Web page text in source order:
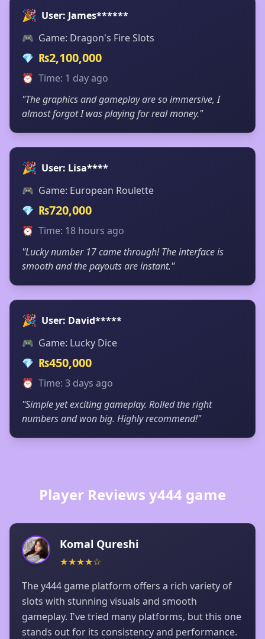
🎉 User: James******
🎮 Game: Dragon's Fire Slots
💎 ₨2,100,000
⏰ Time: 1 day ago
"The graphics and gameplay are so immersive, I
almost forgot I was playing for real money."
🎉 User: Lisa****
🎮 Game: European Roulette
💎 ₨720,000
⏰ Time: 18 hours ago
"Lucky number 17 came through! The interface is
smooth and the payouts are instant."
🎉 User: David*****
🎮 Game: Lucky Dice
💎 ₨450,000
⏰ Time: 3 days ago
"Simple yet exciting gameplay. Rolled the right
numbers and won big. Highly recommend!"
Player Reviews y444 game
Komal Qureshi
★★★★☆
The y444 game platform offers a rich variety of
slots with stunning visuals and smooth
gameplay. I've tried many platforms, but this one
stands out for its consistency and performance.